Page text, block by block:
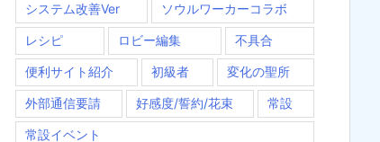
システム改善Ver ソウルワーカーコラボ
レシピ ロビー編集 不具合
便利サイト紹介 初級者 変化の聖所
外部通信要請 好感度/誓約/花束 常設
常設イベント